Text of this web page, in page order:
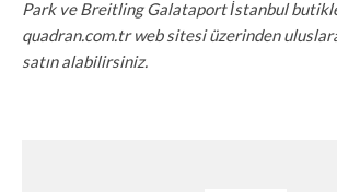
Park ve Breitling Galataport İstanbul
quadran.com.tr web sitesi üzerinden
satın alabilirsiniz.